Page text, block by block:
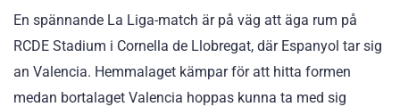
En spännande La Liga-match är på väg att äga rum på
RCDE Stadium i Cornella de Llobregat, där Espanyol tar sig
an Valencia. Hemmalaget kämpar för att hitta formen
medan bortalaget Valencia hoppas kunna ta med sig